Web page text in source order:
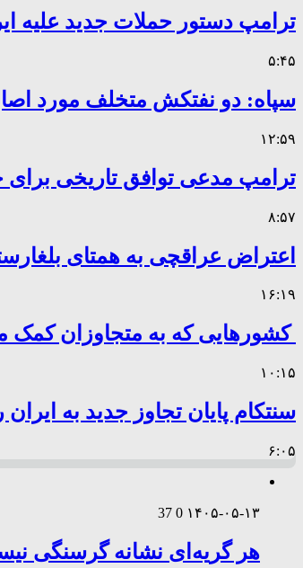
ترامپ دستور حملات جدید علیه
۵:۴۵
سپاه: دو نفتکش متخلف مورد
۱۲:۵۹
ترامپ مدعی توافق تاریخی
۸:۵۷
اعتراض عراقچی به همتای
۱۶:۱۹
کشورهایی که به متجاوزان
۱۰:۱۵
سنتکام پایان تجاوز جدید به ایران
۶:۰۵
۱۴۰۵-۰۵-۱۳ 0
37
هر گریه‌ای نشانه گرسنگی